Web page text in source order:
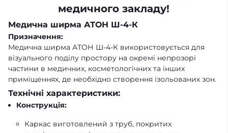
медичного закладу!
Медична ширма АТОН Ш-4-К
Призначення:
Медична ширма АТОН Ш-4-К використовується для
візуального поділу простору на окремі непрозорі
частини в медичних, косметологічних та інших
приміщеннях, де необхідно створення ізольованих зон.
Технічні характеристики:
Конструкція:
Каркас виготовлений з труб, покритих